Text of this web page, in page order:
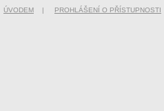
ÚVODEM | PROHLÁŠENÍ O PŘÍSTUPNOSTI